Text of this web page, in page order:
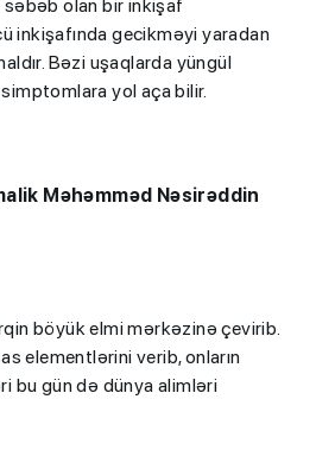
səbəb olan bir inkişaf
inkişafında gecikməyi yaradan
Bəzi uşaqlarda yüngül
yol aça bilir.
Məhəmməd Nəsirəddin
böyük elmi mərkəzinə çevirib.
elementlərini verib, onların
bu gün də dünya alimləri